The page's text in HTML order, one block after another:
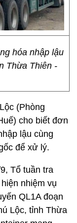
hóa nhập lậu
Thừa Thiên -
(Phòng
cho biết đơn
lậu cùng
để xử lý.
Tổ tuần tra
nhiệm vụ
QL1A đoạn
Lộc, tỉnh Thừa